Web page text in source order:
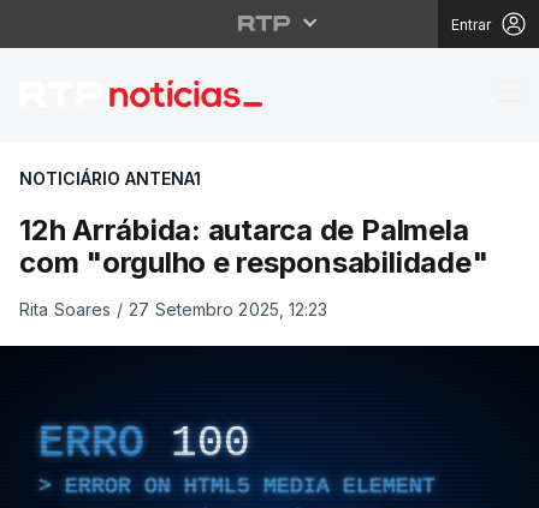
Entrar
12h Arrábida: autarca
NOTICIÁRIO ANTENA1
12h Arrábida: autarca de Palmela
com "orgulho e responsabilidade"
Rita Soares / 27 Setembro 2025, 12:23
ERRO 100
ERROR ON HTML5 MEDIA ELEMENT